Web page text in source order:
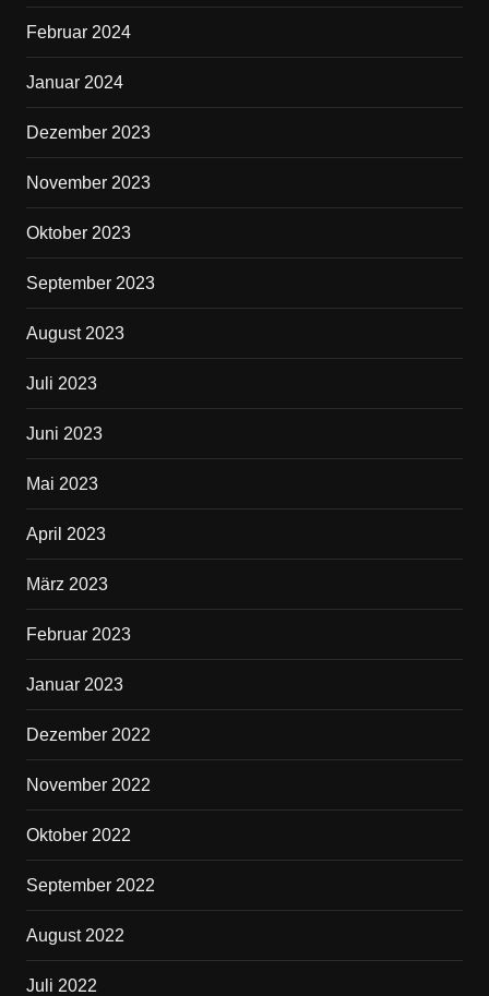
Februar 2024
Januar 2024
Dezember 2023
November 2023
Oktober 2023
September 2023
August 2023
Juli 2023
Juni 2023
Mai 2023
April 2023
März 2023
Februar 2023
Januar 2023
Dezember 2022
November 2022
Oktober 2022
September 2022
August 2022
Juli 2022